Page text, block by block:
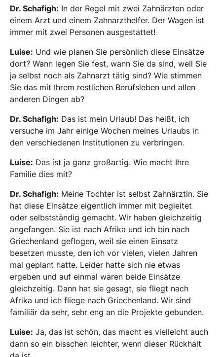
Dr. Schafigh: In der Regel mit zwei Zahnärzten oder
einem Arzt und einem Zahnarzthelfer. Der Wagen ist
immer mit zwei Personen ausgestattet!
Luise: Und wie planen Sie persönlich diese Einsätze
dort? Wann legen Sie fest, wann Sie da sind, weil Sie
ja selbst noch als Zahnarzt tätig sind? Wie stimmen
Sie das mit Ihrem restlichen Berufsleben und allen
anderen Dingen ab?
Dr. Schafigh: Das ist mein Urlaub! Das heißt, ich
versuche im Jahr einige Wochen meines Urlaubs in
den verschiedenen Institutionen zu verbringen.
Luise: Das ist ja ganz großartig. Wie macht Ihre
Familie dies mit?
Dr. Schafigh: Meine Tochter ist selbst Zahnärztin. Sie
hat diese Einsätze eigentlich immer mit begleitet
oder selbstständig gemacht. Wir haben gleichzeitig
angefangen. Sie ist nach Afrika und ich bin nach
Griechenland geflogen, weil sie einen Einsatz
besetzen musste, den ich vor vielen, vielen Jahren
mal geplant hatte. Leider hatte sich nie etwas
ergeben und auf einmal waren beide Einsätze
gleichzeitig. Dann hat sie gesagt, sie fliegt nach
Afrika und ich fliege nach Griechenland. Wir sind
familiär da sehr, sehr eng an die Projekte gebunden.
Luise: Ja, das ist schön, das macht es vielleicht auch
dann so ein bisschen leichter, wenn dieser Rückhalt